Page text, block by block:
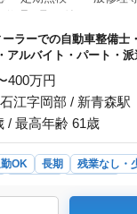
福利厚生も整ってお
歓迎致します！ ＊シニア
者活躍中） ＊検査員資
ラーでの自動車整備士
アルバイト・パート・派
400万円
江字岡部 / 新青森駅
/ 最高年齢 61歳
OK 長期
残業なし・
自動車整備士